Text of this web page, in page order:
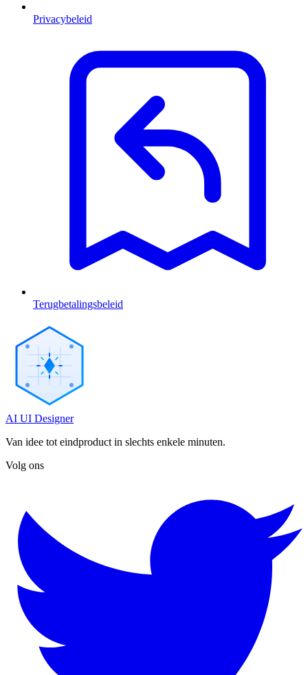
Privacybeleid
Terugbetalingsbeleid
AI UI Designer
Van idee tot eindproduct in slechts enkele minuten.
Volg ons